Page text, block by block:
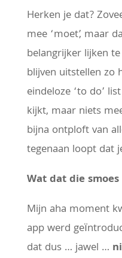
Herken je dat?
mee ‘moet’, maar
belangrijker lijken
blijven uitstellen zo
eindeloze ‘to do’
kijkt, maar niets
bijna ontploft van
tegenaan loopt dat
Wat dat die
Mijn aha moment
app werd
dat dus … jawel …